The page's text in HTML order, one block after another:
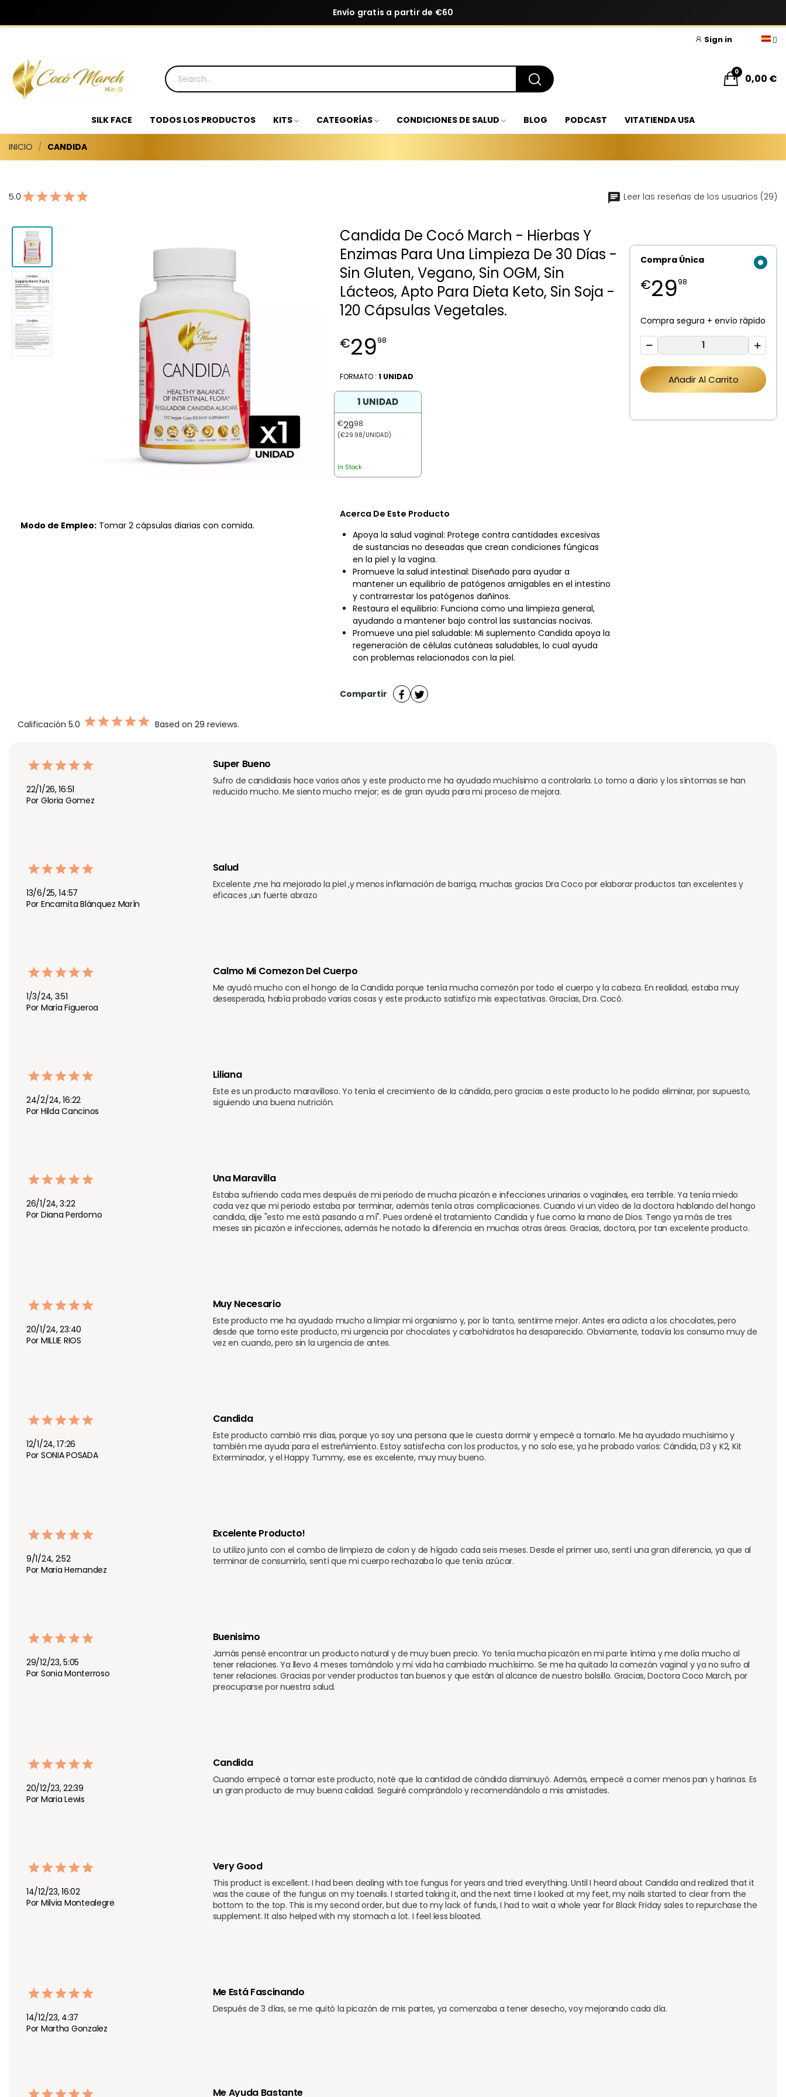
Envío gratis a partir de €60
Sign in
0,00 €
0
SILK FACE TODOS LOS PRODUCTOS KITS CATEGORÍAS CONDICIONES DE SALUD BLOG PODCAST VITATIENDA USA
INICIO CANDIDA
5.0 Leer las reseñas de los usuarios (29)
Modo de Empleo: Tomar 2 cápsulas diarias con comida.
Candida De Cocó March - Hierbas Y
Enzimas Para Una Limpieza De 30 Días -
Sin Gluten, Vegano, Sin OGM, Sin
Lácteos, Apto Para Dieta Keto, Sin Soja -
120 Cápsulas Vegetales.
€2998
FORMATO : 1 UNIDAD
1 UNIDAD
€2998
(€29.98/UNIDAD)
In Stock
Acerca De Este Producto
Apoya la salud vaginal: Protege contra cantidades excesivas
de sustancias no deseadas que crean condiciones fúngicas
en la piel y la vagina.
Promueve la salud intestinal: Diseñado para ayudar a
mantener un equilibrio de patógenos amigables en el intestino
y contrarrestar los patógenos dañinos.
Restaura el equilibrio: Funciona como una limpieza general,
ayudando a mantener bajo control las sustancias nocivas.
Promueve una piel saludable: Mi suplemento Candida apoya la
regeneración de células cutáneas saludables, lo cual ayuda
con problemas relacionados con la piel.
Compra Única
€2998
Compra segura + envío rápido
Añadir Al Carrito
Compartir
Calificación 5.0 Based on 29 reviews.
22/1/26, 16:51
Por Gloria Gomez
Super Bueno
Sufro de candidiasis hace varios años y este producto me ha ayudado muchísimo a controlarla. Lo tomo a diario y los síntomas se han
reducido mucho. Me siento mucho mejor; es de gran ayuda para mi proceso de mejora.
13/6/25, 14:57
Por Encarnita Blánquez Marín
Salud
Excelente ,me ha mejorado la piel ,y menos inflamación de barriga, muchas gracias Dra Coco por elaborar productos tan excelentes y
eficaces ,un fuerte abrazo
1/3/24, 3:51
Por Maria Figueroa
Calmo Mi Comezon Del Cuerpo
Me ayudó mucho con el hongo de la Candida porque tenía mucha comezón por todo el cuerpo y la cabeza. En realidad, estaba muy
desesperada, había probado varias cosas y este producto satisfizo mis expectativas. Gracias, Dra. Cocó.
24/2/24, 16:22
Por Hilda Cancinos
Liliana
Este es un producto maravilloso. Yo tenía el crecimiento de la cándida, pero gracias a este producto lo he podido eliminar, por supuesto,
siguiendo una buena nutrición.
26/1/24, 3:22
Por Diana Perdomo
Una Maravilla
Estaba sufriendo cada mes después de mi periodo de mucha picazón e infecciones urinarias o vaginales, era terrible. Ya tenía miedo
cada vez que mi periodo estaba por terminar, además tenía otras complicaciones. Cuando vi un video de la doctora hablando del hongo
candida, dije "esto me está pasando a mí". Pues ordené el tratamiento Candida y fue como la mano de Dios. Tengo ya más de tres
meses sin picazón e infecciones, además he notado la diferencia en muchas otras áreas. Gracias, doctora, por tan excelente producto.
20/1/24, 23:40
Por MILLIE RIOS
Muy Necesario
Este producto me ha ayudado mucho a limpiar mi organismo y, por lo tanto, sentirme mejor. Antes era adicta a los chocolates, pero
desde que tomo este producto, mi urgencia por chocolates y carbohidratos ha desaparecido. Obviamente, todavía los consumo muy de
vez en cuando, pero sin la urgencia de antes.
12/1/24, 17:26
Por SONIA POSADA
Candida
Este producto cambió mis días, porque yo soy una persona que le cuesta dormir y empecé a tomarlo. Me ha ayudado muchísimo y
también me ayuda para el estreñimiento. Estoy satisfecha con los productos, y no solo ese, ya he probado varios: Cándida, D3 y K2, Kit
Exterminador, y el Happy Tummy, ese es excelente, muy muy bueno.
9/1/24, 2:52
Por Maria Hernandez
Excelente Producto!
Lo utilizo junto con el combo de limpieza de colon y de hígado cada seis meses. Desde el primer uso, sentí una gran diferencia, ya que al
terminar de consumirlo, sentí que mi cuerpo rechazaba lo que tenía azúcar.
29/12/23, 5:05
Por Sonia Monterroso
Buenisimo
Jamás pensé encontrar un producto natural y de muy buen precio. Yo tenía mucha picazón en mi parte íntima y me dolía mucho al
tener relaciones. Ya llevo 4 meses tomándolo y mi vida ha cambiado muchísimo. Se me ha quitado la comezón vaginal y ya no sufro al
tener relaciones. Gracias por vender productos tan buenos y que están al alcance de nuestro bolsillo. Gracias, Doctora Coco March, por
preocuparse por nuestra salud.
20/12/23, 22:39
Por Maria Lewis
Candida
Cuando empecé a tomar este producto, noté que la cantidad de cándida disminuyó. Además, empecé a comer menos pan y harinas. Es
un gran producto de muy buena calidad. Seguiré comprándolo y recomendándolo a mis amistades.
14/12/23, 16:02
Por Milvia Montealegre
Very Good
This product is excellent. I had been dealing with toe fungus for years and tried everything. Until I heard about Candida and realized that it
was the cause of the fungus on my toenails. I started taking it, and the next time I looked at my feet, my nails started to clear from the
bottom to the top. This is my second order, but due to my lack of funds, I had to wait a whole year for Black Friday sales to repurchase the
supplement. It also helped with my stomach a lot. I feel less bloated.
14/12/23, 4:37
Por Martha Gonzalez
Me Está Fascinando
Después de 3 días, se me quitó la picazón de mis partes, ya comenzaba a tener desecho, voy mejorando cada día.
Me Ayuda Bastante